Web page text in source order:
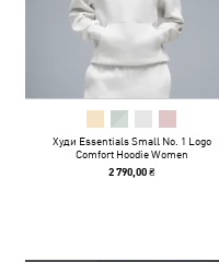
Худи Essentials Small No. 1 Logo
Comfort Hoodie Women
2 790,00 ₴